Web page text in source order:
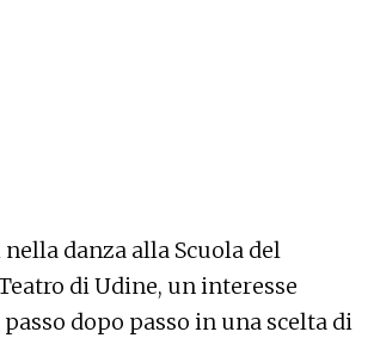
danza alla Scuola del
di Udine, un interesse
dopo passo in una scelta di